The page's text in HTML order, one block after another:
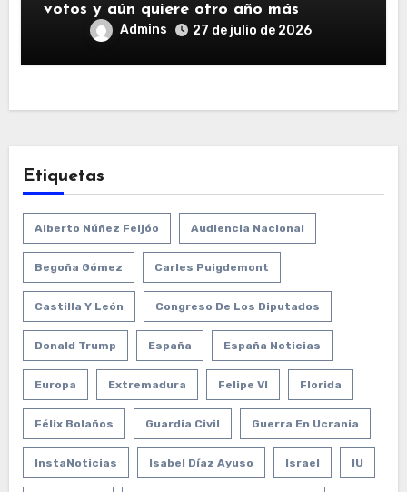
votos y aún quiere otro año más
Admins 27 de julio de 2026
Etiquetas
Alberto Núñez Feijóo Audiencia Nacional
Begoña Gómez Carles Puigdemont
Castilla Y León Congreso De Los Diputados
Donald Trump España España Noticias
Europa Extremadura Felipe VI Florida
Félix Bolaños Guardia Civil Guerra En Ucrania
InstaNoticias Isabel Díaz Ayuso Israel IU